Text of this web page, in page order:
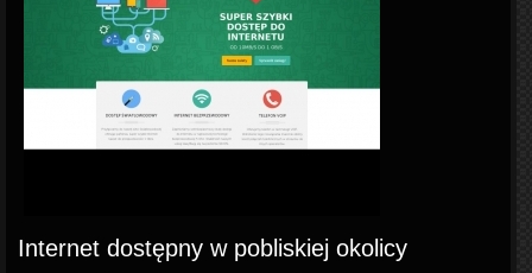
Internet dostępny w pobliskiej okolicy